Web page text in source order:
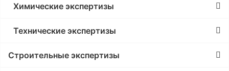
Химические экспертизы
Технические экспертизы
Строительные экспертизы